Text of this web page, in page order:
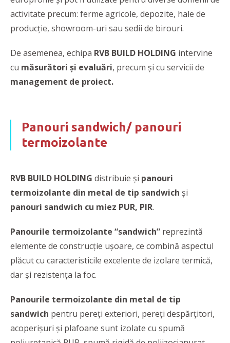
activitate precum: ferme agricole, depozite, hale de
producție, showroom-uri sau sedii de birouri.
De asemenea, echipa RVB BUILD HOLDING intervine
cu măsurători și evaluări, precum și cu servicii de
management de proiect.
Panouri sandwich/ panouri
termoizolante
RVB BUILD HOLDING distribuie şi panouri
termoizolante din metal de tip sandwich și
panouri sandwich cu miez PUR, PIR.
Panourile termoizolante “sandwich” reprezintă
elemente de construcție ușoare, ce combină aspectul
plăcut cu caracteristicile excelente de izolare termică,
dar şi rezistența la foc.
Panourile termoizolante din metal de tip
sandwich pentru pereți exteriori, pereți despărțitori,
acoperișuri și plafoane sunt izolate cu spumă